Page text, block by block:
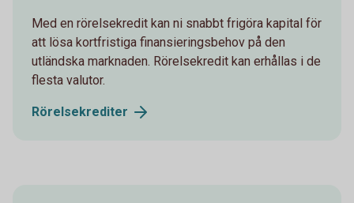
Med en rörelsekredit kan ni snabbt frigöra kapital för
att lösa kortfristiga finansieringsbehov på den
utländska marknaden. Rörelsekredit kan erhållas i de
flesta valutor.
Rörelsekrediter